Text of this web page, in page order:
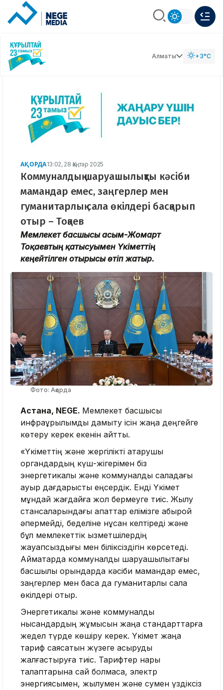
Алматы +3°C
АҚОРДА13:02, 28 Қаңтар 2025
Коммуналдық шаруашылықты кәсіби
мамандар емес, заңгерлер мен
гуманитарлық сала өкілдері басқарып
отыр – Тоқаев
Мемлекет басшысы Қасым-Жомарт
Тоқаевтың қатысуымен Үкіметтің
кеңейтілген отырысы өтіп жатыр.
Фото: Ақорда
Астана, NEGE. Мемлекет басшысы
инфрақұрылымды дамыту ісін жаңа деңгейге
көтеру керек екенін айтты.
«Үкіметтің және жергілікті атқарушы
органдардың күш-жігерімен біз
энергетикалық және коммуналдық саладағы
ауыр дағдарысты еңсердік. Енді Үкімет
мұндай жағдайға жол бермеуге тиіс. Жылу
стансаларындағы апаттар елімізге абырой
әпермейді, беделіне нұқсан келтіреді және
бұл мемлекеттік қызметшілердің
жауапсыздығы мен біліксіздігін көрсетеді.
Аймақтарда коммуналдық шаруашылықтағы
басшылық орындарда кәсіби мамандар емес,
заңгерлер мен басқа да гуманитарлық сала
өкілдері отыр.
Энергетикалық және коммуналдық
нысандардың жұмысын жаңа стандарттарға
жедел түрде көшіру керек. Үкімет жаңа
тариф саясатын жүзеге асыруды
жалғастыруға тиіс. Тарифтер нарық
талаптарына сай болмаса, электр
энергиясымен, жылумен және сумен үздіксіз